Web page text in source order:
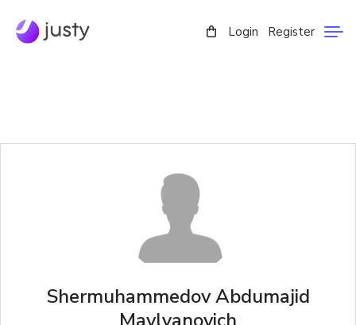
Login Register
Shermuhammedov Abdumajid